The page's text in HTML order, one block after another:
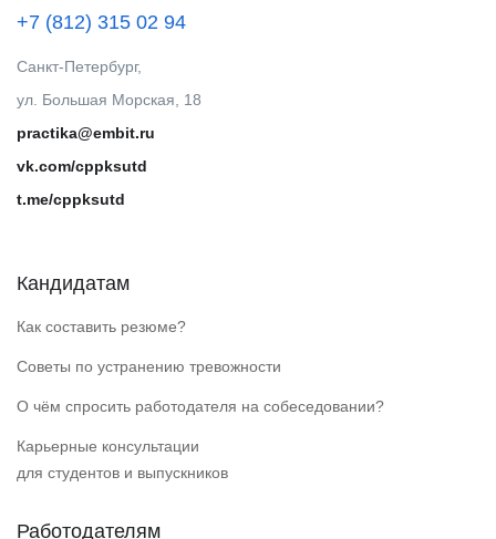
+7 (812) 315 02 94
Санкт-Петербург,
ул. Большая Морская, 18
practika@embit.ru
vk.com/cppksutd
t.me/cppksutd
Кандидатам
Как составить резюме?
Советы по устранению тревожности
О чём спросить работодателя на собеседовании?
Карьерные консультации
для студентов и выпускников
Работодателям